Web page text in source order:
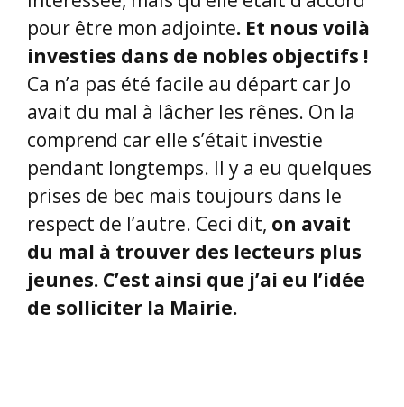
avait du mal à lâcher les rênes. On la
comprend car elle s’était investie
pendant longtemps. Il y a eu quelques
prises de bec mais toujours dans le
respect de l’autre. Ceci dit,on avait
du mal à trouver des lecteurs plus
jeunes. C’est ainsi que j’ai eu l’idée
de solliciter la Mairie.